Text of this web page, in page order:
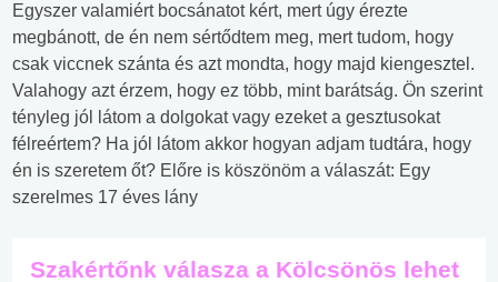
Egyszer valamiért bocsánatot kért, mert úgy érezte
megbánott, de én nem sértődtem meg, mert tudom, hogy
csak viccnek szánta és azt mondta, hogy majd kiengesztel.
Valahogy azt érzem, hogy ez több, mint barátság. Ön szerint
tényleg jól látom a dolgokat vagy ezeket a gesztusokat
félreértem? Ha jól látom akkor hogyan adjam tudtára, hogy
én is szeretem őt? Előre is köszönöm a válaszát: Egy
szerelmes 17 éves lány
Szakértőnk válasza a Kölcsönös lehet